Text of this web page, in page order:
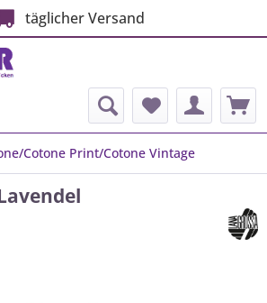
täglicher Versand
Cotone Print/Cotone Vintage